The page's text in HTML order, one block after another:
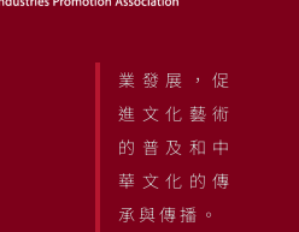
業發展，促
進文化藝術
的普及和中
華文化的傳
承與傳播。